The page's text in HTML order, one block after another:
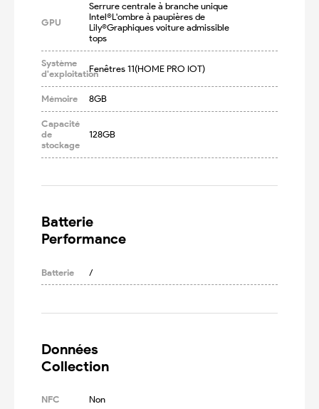
GPU
Serrure centrale à branche unique
Intel®L'ombre à paupières de
Lily®Graphiques voiture admissible
tops
Système
d'exploitationFenêtres 11(HOME PRO IOT)
Mémoire 8GB
Capacité
de
stockage
128GB
Batterie
Performance
Batterie /
Données
Collection
NFC Non